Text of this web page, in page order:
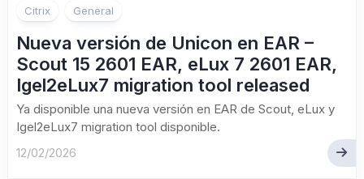
Citrix General
Nueva versión de Unicon en EAR –
Scout 15 2601 EAR, eLux 7 2601 EAR,
Igel2eLux7 migration tool released
Ya disponible una nueva versión en EAR de Scout, eLux y
Igel2eLux7 migration tool disponible.
12/02/2026